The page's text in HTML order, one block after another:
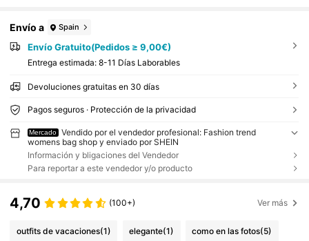
Envío a Spain
Envío Gratuito(Pedidos ≥ 9,00€)
Entrega estimada: 8-11 Días Laborables
Devoluciones gratuitas en 30 días
Pagos seguros · Protección de la privacidad
Mercado
Vendido por el vendedor profesional: Fashion trend
womens bag shop y enviado por SHEIN
Información y bligaciones del Vendedor
Para reportar a este vendedor y/o producto
4,70 (100+) Ver más
outfits de vacaciones(1) elegante(1) como en las fotos(5)